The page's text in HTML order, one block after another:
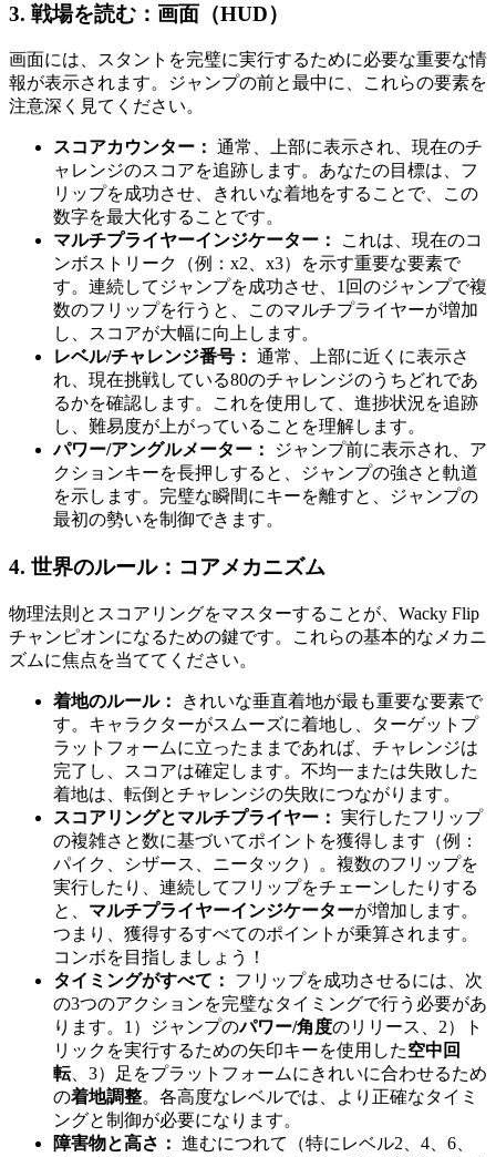
3. 戦場を読む：画面（HUD）
画面には、スタントを完璧に実行するために必要な重要な情
報が表示されます。ジャンプの前と最中に、これらの要素を
注意深く見てください。
スコアカウンター： 通常、上部に表示され、現在のチ
ャレンジのスコアを追跡します。あなたの目標は、フ
リップを成功させ、きれいな着地をすることで、この
数字を最大化することです。
マルチプライヤーインジケーター：
これは、現在のコ
ンボストリーク（例：x2、x3）を示す重要な要素で
す。連続してジャンプを成功させ、1回のジャンプで複
数のフリップを行うと、このマルチプライヤーが増加
し、スコアが大幅に向上します。
レベル/チャレンジ番号： 通常、上部に近くに表示さ
れ、現在挑戦している80のチャレンジのうちどれであ
るかを確認します。これを使用して、進捗状況を追跡
し、難易度が上がっていることを理解します。
パワー/アングルメーター：
ジャンプ前に表示され、ア
クションキーを長押しすると、ジャンプの強さと軌道
を示します。完璧な瞬間にキーを離すと、ジャンプの
最初の勢いを制御できます。
4. 世界のルール：コアメカニズム
物理法則とスコアリングをマスターすることが、Wacky Flip
チャンピオンになるための鍵です。これらの基本的なメカニ
ズムに焦点を当ててください。
着地のルール：
きれいな垂直着地が最も重要な要素で
す。キャラクターがスムーズに着地し、ターゲットプ
ラットフォームに立ったままであれば、チャレンジは
完了し、スコアは確定します。不均一または失敗した
着地は、転倒とチャレンジの失敗につながります。
スコアリングとマルチプライヤー： 実行したフリップ
の複雑さと数に基づいてポイントを獲得します（例：
パイク、シザース、ニータック）。複数のフリップを
実行したり、連続してフリップをチェーンしたりする
と、 マルチプライヤーインジケーターが増加します。
つまり、獲得するすべてのポイントが乗算されます。
コンボを目指しましょう！
タイミングがすべて：
フリップを成功させるには、次
の3つのアクションを完璧なタイミングで行う必要があ
ります。1）ジャンプのパワー/角度のリリース、2）ト
リックを実行するための矢印キーを使用した空中回
転、3）足をプラットフォームにきれいに合わせるため
の着地調整。各高度なレベルでは、より正確なタイミ
ングと制御が必要になります。
障害物と高さ： 進むにつれて（特にレベル2、4、6、